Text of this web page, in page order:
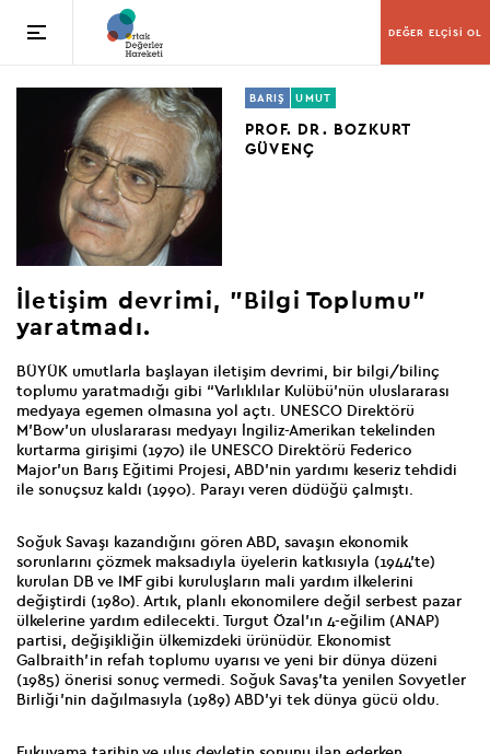
DEĞER ELÇİSİ OL
BARIŞ UMUT
PROF. DR. BOZKURT
GÜVENÇ
İletişim devrimi, "Bilgi Toplumu"
yaratmadı.
BÜYÜK umutlarla başlayan iletişim devrimi, bir bilgi/bilinç
toplumu yaratmadığı gibi “Varlıklılar Kulübü’nün uluslararası
medyaya egemen olmasına yol açtı. UNESCO Direktörü
M’Bow’un uluslararası medyayı İngiliz-Amerikan tekelinden
kurtarma girişimi (1970) ile UNESCO Direktörü Federico
Major’un Barış Eğitimi Projesi, ABD’nin yardımı keseriz tehdidi
ile sonuçsuz kaldı (1990). Parayı veren düdüğü çalmıştı.
Soğuk Savaşı kazandığını gören ABD, savaşın ekonomik
sorunlarını çözmek maksadıyla üyelerin katkısıyla (1944’te)
kurulan DB ve IMF gibi kuruluşların mali yardım ilkelerini
değiştirdi (1980). Artık, planlı ekonomilere değil serbest pazar
ülkelerine yardım edilecekti. Turgut Özal’ın 4-eğilim (ANAP)
partisi, değişikliğin ülkemizdeki ürünüdür. Ekonomist
Galbraith’in refah toplumu uyarısı ve yeni bir dünya düzeni
(1985) önerisi sonuç vermedi. Soğuk Savaş’ta yenilen Sovyetler
Birliği’nin dağılmasıyla (1989) ABD’yi tek dünya gücü oldu.